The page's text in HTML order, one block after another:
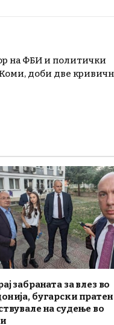
на ФБИ и политички
доби две
забраната за влез во
бугарски
на судење во